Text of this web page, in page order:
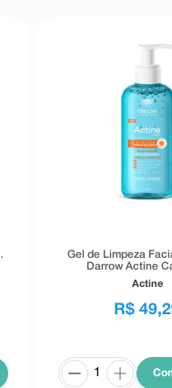
Gel de Limpeza
Darrow Actine
Tolerância
Actine
R$ 49,